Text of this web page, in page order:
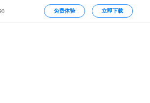
免费体验 立即下载